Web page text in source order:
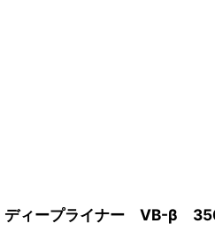
ディープライナー VB-β